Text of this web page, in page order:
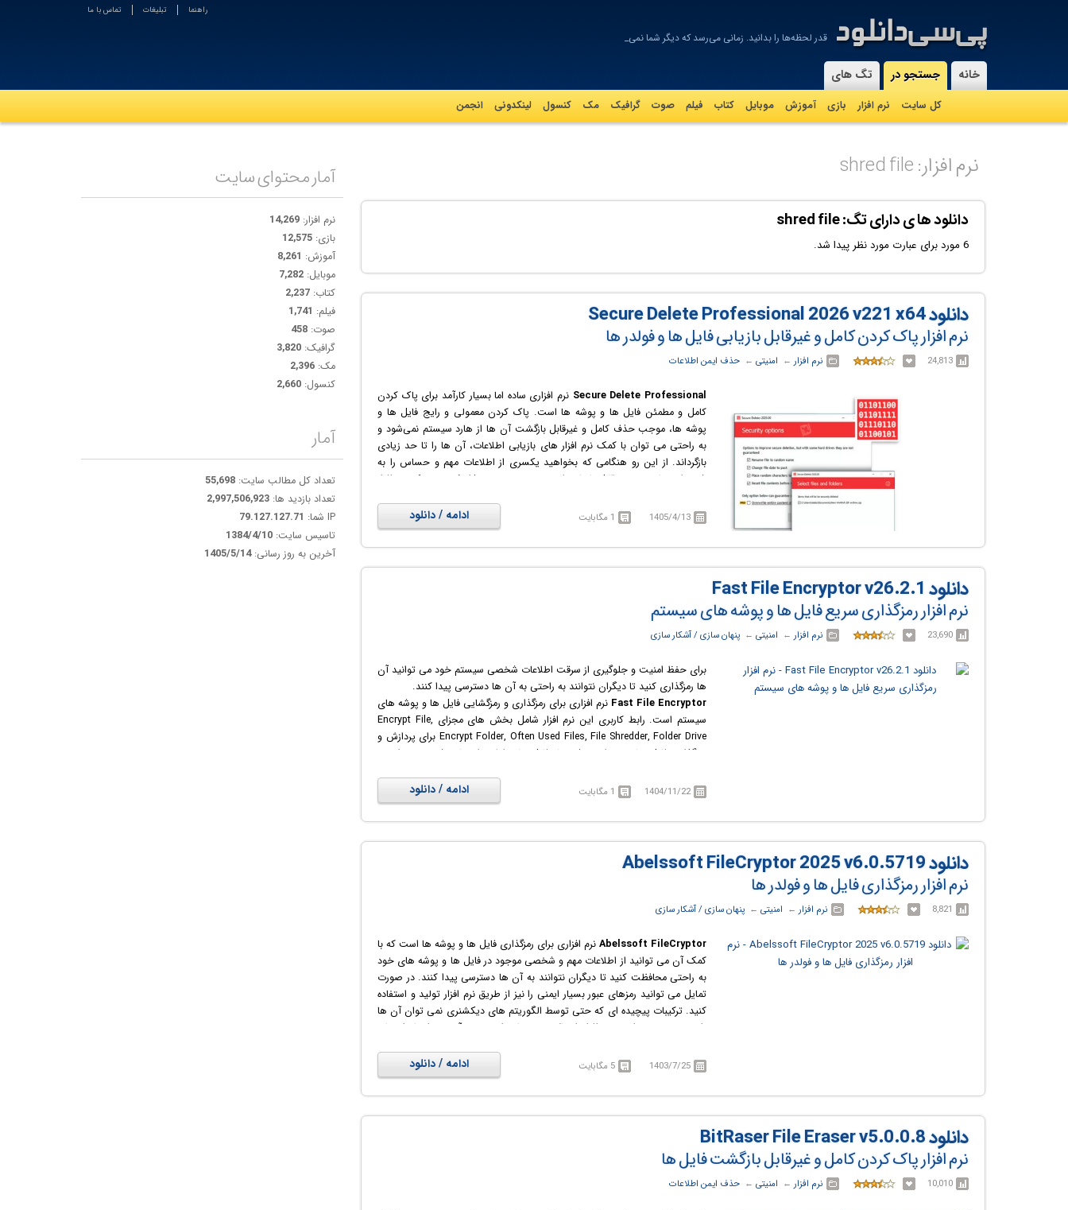
-
قدر لحظه‌ها را بدانيد. زمانی می‌رسد که دیگر شما نمی‌توا
راهنما تبلیغات تماس با ما
خانه جستجو در
کل سایت نرم افزار بازی آموزش موبايل کتاب فیلم صوت گرافيک مک کنسول لینکدونی انجمن
تگ های
نرم افزار: shred file
دانلود ها ی دارای تگ: shred file
6 مورد برای عبارت مورد نظر پیدا شد.
دانلود Secure Delete Professional 2026 v221 x64
نرم افزار پاک کردن کامل و غیرقابل بازیابی فایل ها و فولدر ها
24,813 نرم افزار ← ‏ امنیتی ← ‏ حذف ایمن اطلاعات
Secure Delete Professional نرم افزاری ساده اما بسیار کارآمد برای پاک کردن
کامل و مطمئن فایل ها و پوشه ها است. پاک کردن معمولی و رایج فایل ها و
پوشه ها، موجب حذف کامل و غیرقابل بازگشت آن ها از هارد سیستم نمی‌شود و
به راحتی می توان با کمک نرم افزار های بازیابی اطلاعات، آن ها را تا حد زیادی
بازگرداند. از این رو هنگامی که بخواهید یکسری از اطلاعات مهم و حساس را به
شیوه ای مطمئن و غیر قابل بازیابی از روی سیستم خود حذف کنید، به یک نرم افزار
فایل ها و پوشه های انتخاب شده، دیگر با هیچ برنامه ریکاوری، قابل بازیابی
نخواهند بود. این نرم افزار با ارائه چندین گزینه امنیتی به شما کمک می کند تا
بتوانید سطح امنیتی موردنیاز خود را انتخاب کنید.
شما می توانید از این برنامه به 3 روش استفاده کنید. ابتدا می توانید فایلها یا پوشه
مورد نظر خود را انتخاب کنید. یا به روش سوم، می توانید روی هر فایل یا پوشه ای
1405/4/13 1 مگابایت ادامه / دانلود
دانلود Fast File Encryptor v26.2.1
نرم افزار رمزگذاری سریع فایل ها و پوشه های سیستم
23,690 نرم افزار ← ‏ امنیتی ← ‏ پنهان سازی / آشکار سازی
برای حفظ امنیت و جلوگیری از سرقت اطلاعات شخصی سیستم خود می توانید آن
ها رمزگذاری کنید تا دیگران نتوانند به راحتی به آن ها دسترسی پیدا کنند.
Fast File Encryptor نرم افزاری برای رمزگذاری و رمزگشایی فایل ها و پوشه های
سیستم است. رابط کاربری این نرم افزار شامل بخش های مجزای Encrypt File,
Encrypt Folder, Often Used Files, File Shredder, Folder Drive برای پردازش و
رمزگذاری فایل ها، محتوای پوشه ها، فایل های اغلب استفاده شده و ... است.
همچنین گزینه هایی برای فعال کردن یا غیرفعال کردن تنظیمات مربوط به رمزگذاری
فایل ها و پوشه ها نیز وجود دارد مانند اضافه کردن .enc برای فایل رمزگذاری شده
و ... .
1404/11/22 1 مگابایت ادامه / دانلود
دانلود Abelssoft FileCryptor 2025 v6.0.5719
نرم افزار رمزگذاری فایل ها و فولدر ها
8,821 نرم افزار ← ‏ امنیتی ← ‏ پنهان سازی / آشکار سازی
Abelssoft FileCryptor نرم افزاری برای رمزگذاری فایل ها و پوشه ها است که با
کمک آن می توانید از اطلاعات مهم و شخصی موجود در فایل ها و پوشه های خود
به راحتی محافظت کنید تا دیگران نتوانند به آن ها دسترسی پیدا کنند. در صورت
تمایل می توانید رمزهای عبور بسیار ایمنی را نیز از طریق نرم افزار تولید و استفاده
کنید. ترکیبات پیچیده ای که حتی توسط الگوریتم های دیکشنری نمی توان آن ها
را حدس زد. در این نرم افزار از بالاترین سطح امنیتی و آخرین استانداردهای
ماند.1403/7/25 5 مگابایت ادامه / دانلود
دانلود BitRaser File Eraser v5.0.0.8
نرم افزار پاک کردن کامل و غیرقابل بازگشت فایل ها
10,010 نرم افزار ← ‏ امنیتی ← ‏ حذف ایمن اطلاعات
آمار محتوای سایت
نرم افزار: 14,269
بازی: 12,575
آموزش: 8,261
موبایل: 7,282
کتاب: 2,237
فیلم: 1,741
صوت: 458
گرافیک: 3,820
مک: 2,396
کنسول: 2,660
آمار
تعداد کل مطالب سایت: 55,698
تعداد بازدید ها: 2,997,506,923
IP شما:
79.127.127.71
تاسیس سایت: 1384/4/10
آخرین به روز رسانی:1405/5/14